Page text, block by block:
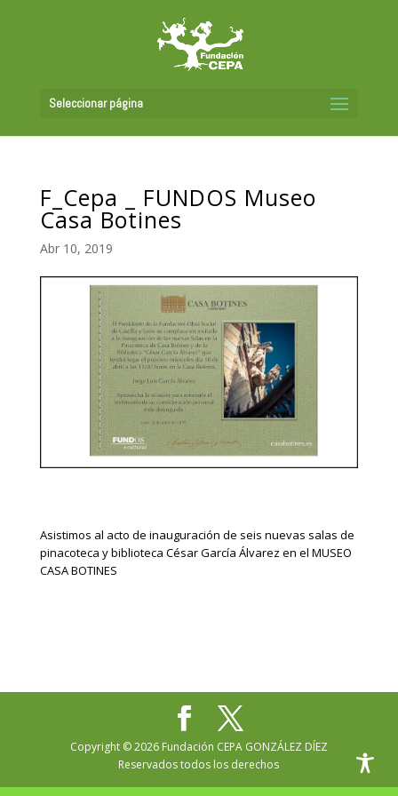
Seleccionar página
F_Cepa _ FUNDOS Museo
Casa Botines
Abr 10, 2019
Asistimos al acto de inauguración de seis nuevas salas de
pinacoteca y biblioteca César García Álvarez en el MUSEO
CASA BOTINES
Copyright © 2026 Fundación CEPA GONZÁLEZ DÍEZ
Reservados todos los derechos